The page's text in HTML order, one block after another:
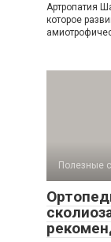
Артропатия
которое
Полезные